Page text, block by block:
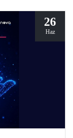
26
Haz